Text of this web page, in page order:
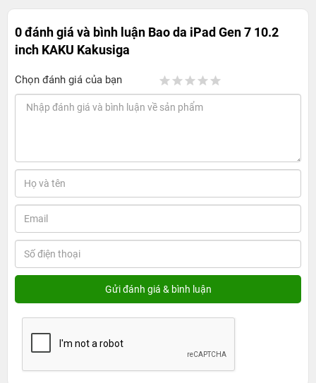
0 đánh giá và bình luận Bao da iPad Gen 7 10.2
inch KAKU Kakusiga
Chọn đánh giá của bạn